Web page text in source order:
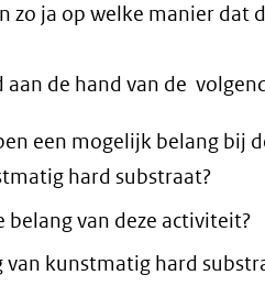
zo ja op welke manier dat
de hand van de
een mogelijk belang bij
hard substraat?
belang van deze activiteit?
van kunstmatig hard